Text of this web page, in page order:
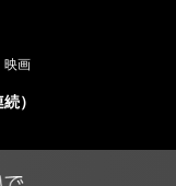
映画
）